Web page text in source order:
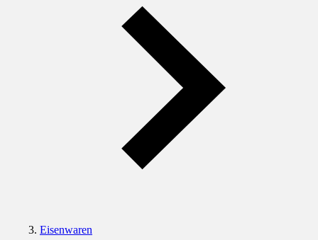
Eisenwaren